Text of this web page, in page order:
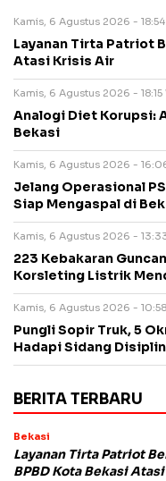
Kamis, 6 Agustus 2026 - 18:54
Layanan Tirta Patriot
Atasi Krisis Air
Kamis, 6 Agustus 2026 - 18:15
Analogi Diet Korupsi:
Bekasi
Kamis, 6 Agustus 2026 -
Jelang Operasional
Siap Mengaspal di
Kamis, 6 Agustus 2026 -
223 Kebakaran
Korsleting Listrik
Kamis, 6 Agustus 2026 - 10:58
Pungli Sopir Truk, 5
Hadapi Sidang
BERITA TERBARU
Bekasi
Layanan Tirta Patriot
BPBD Kota Bekasi